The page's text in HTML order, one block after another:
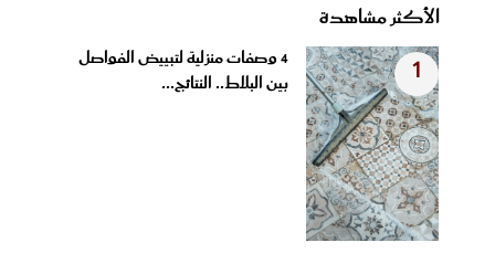
الأكثر مشاهدة
1
4 وصفات منزلية لتبييض الفواصل
بين البلاط.. النتائج...